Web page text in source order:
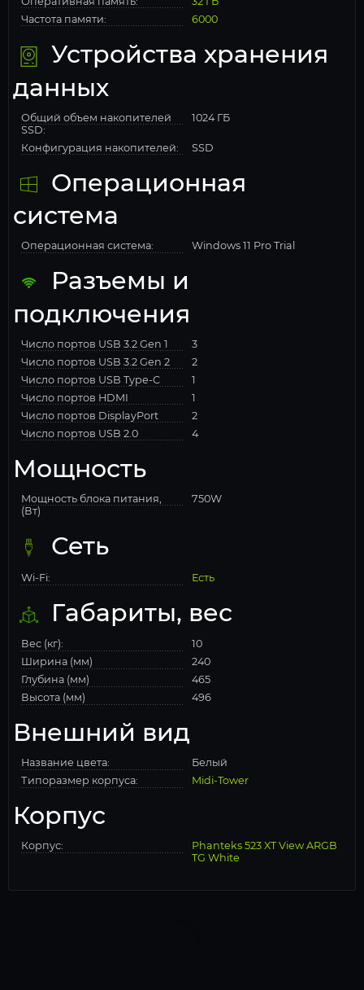
Частота памяти:
6000
Устройства хранения
данных
Общий объем накопителей
SSD:
1024 ГБ
Конфигурация накопителей: SSD
Операционная
система
Операционная система: Windows 11 Pro Trial
Разъемы и
подключения
Число портов USB 3.2 Gen 1
3
Число портов USB 3.2 Gen 2
2
Число портов USB Type-C
1
Число портов HDMI
1
Число портов DisplayPort
2
Число портов USB 2.0
4
Мощность
Мощность блока питания,
(Вт)
750W
Сеть
Wi-Fi: Есть
Габариты, вес
Вес (кг):
10
Ширина (мм)
240
Глубина (мм)
465
Высота (мм)
496
Внешний вид
Название цвета:
Белый
Типоразмер корпуса:
Midi-Tower
Корпус
Корпус:
Phanteks 523 XT View ARGB
TG White